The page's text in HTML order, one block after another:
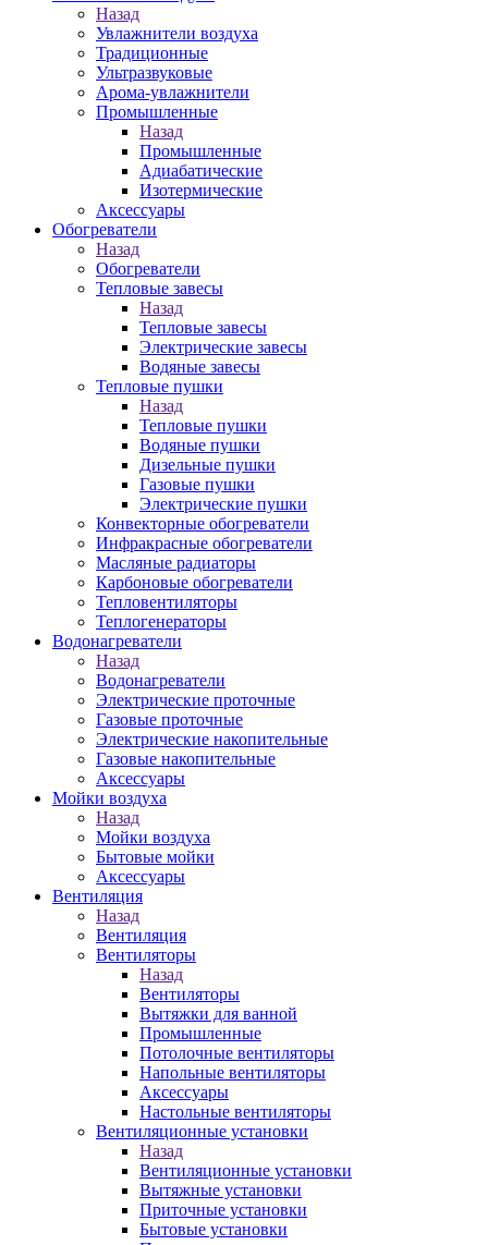
Назад
Увлажнители воздуха
Традиционные
Ультразвуковые
Арома-увлажнители
Промышленныe
Назад
Промышленныe
Адиабатические
Изотермические
Аксессуары
Обогреватели
Назад
Обогреватели
Тепловые завесы
Назад
Тепловые завесы
Электрические завесы
Водяные завесы
Тепловые пушки
Назад
Тепловые пушки
Водяные пушки
Дизельные пушки
Газовые пушки
Электрические пушки
Конвекторные обогреватели
Инфракрасные обогреватели
Масляные радиаторы
Карбоновые обогреватели
Тепловентиляторы
Теплогенераторы
Водонагреватели
Назад
Водонагреватели
Электрические проточные
Газовые проточные
Электрические накопительные
Газовые накопительные
Аксессуары
Мойки воздуха
Назад
Мойки воздуха
Бытовые мойки
Аксессуары
Вентиляция
Назад
Вентиляция
Вентиляторы
Назад
Вентиляторы
Вытяжки для ванной
Промышленные
Потолочные вентиляторы
Напольные вентиляторы
Аксессуары
Настольные вентиляторы
Вентиляционные установки
Назад
Вентиляционные установки
Вытяжные установки
Приточные установки
Бытовые установки